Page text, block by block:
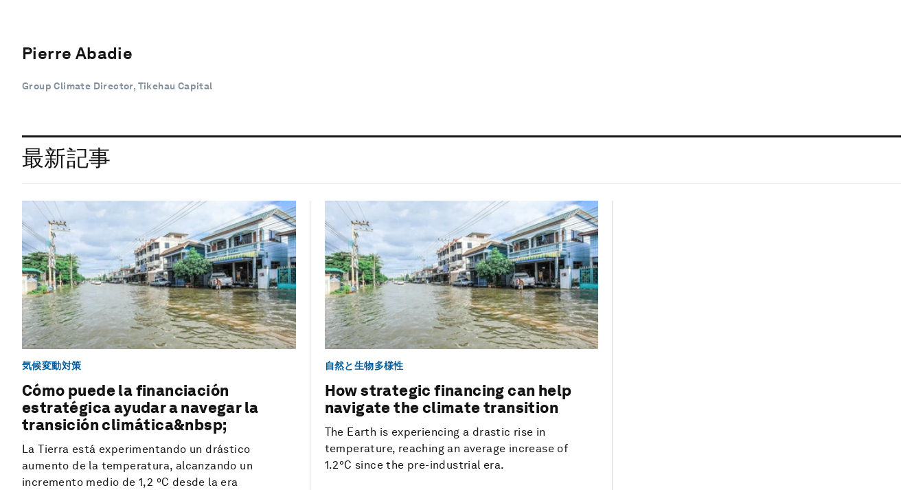
Pierre Abadie
Group Climate Director, Tikehau Capital
最新記事
気候変動対策
Cómo puede la financiación
estratégica ayudar a navegar la
transición climática&nbsp;
La Tierra está experimentando un drástico
aumento de la temperatura, alcanzando un
incremento medio de 1,2 ºC desde la era
自然と生物多様性
How strategic financing can help
navigate the climate transition
The Earth is experiencing a drastic rise in
temperature, reaching an average increase of
1.2°C since the pre-industrial era.